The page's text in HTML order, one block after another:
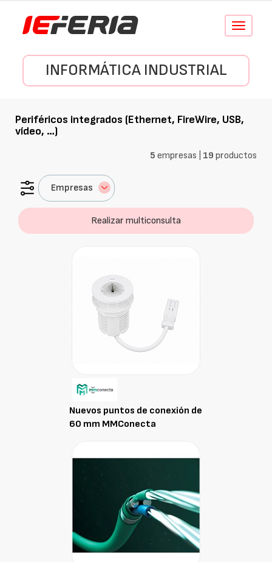
Conmutar
INFORMÁTICA INDUSTRIAL
Periféricos integrados (Ethernet, FireWire, USB,
vídeo, …)
5 empresas | 19 productos
Empresas
Realizar multiconsulta
Nuevos puntos de conexión de
60 mm MMConecta